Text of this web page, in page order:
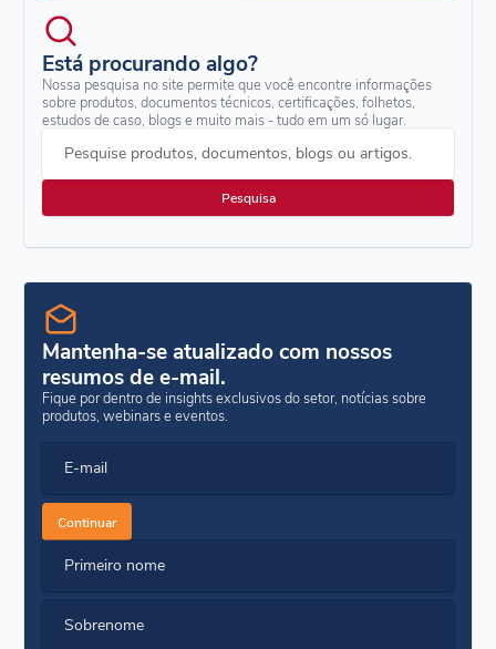
Está procurando algo?
Nossa pesquisa no site permite que você encontre informações
sobre produtos, documentos técnicos, certificações, folhetos,
estudos de caso, blogs e muito mais - tudo em um só lugar.
Pesquise produtos, documentos, blogs ou artigos.
Mantenha-se atualizado com nossos
resumos de e-mail.
Fique por dentro de insights exclusivos do setor, notícias sobre
produtos, webinars e eventos.
E-mail
Continuar
Primeiro nome
Sobrenome